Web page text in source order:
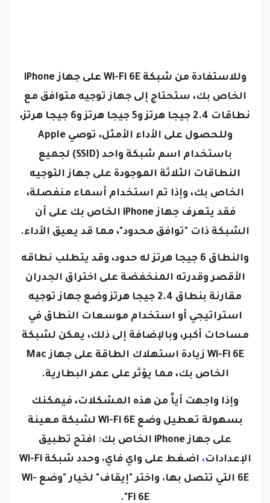
الخاص بك، ستحتاج إلى جهاز توجيه متوافق مع
نطاقات 2.4 جيجا هرتز و5 جيجا هرتز و6 جيجا هرتز،
وللحصول على الأداء الأمثل، توصي Apple
باستخدام اسم شبكة واحد (SSID) لجميع
النطاقات الثلاثة الموجودة على جهاز التوجيه
الخاص بك، وإذا تم استخدام أسماء منفصلة،
فقد يتعرف جهاز iPhone الخاص بك على أن
الشبكة ذات "توافق محدود"، مما قد يعيق الأداء.
والنطاق 6 جيجا هرتز له حدود، وقد يتطلب نطاقه
الأقصر وقدرته المنخفضة على اختراق الجدران
مقارنة بنطاق 2.4 جيجا هرتز وضع جهاز توجيه
استراتيجي أو استخدام موسعات النطاق في
مساحات أكبر، وبالإضافة إلى ذلك، يمكن لشبكة
Wi-Fi 6E زيادة استهلاك الطاقة على جهاز Mac
الخاص بك، مما يؤثر على عمر البطارية.
وإذا واجهت أياً من هذه المشكلات، فيمكنك
بسهولة تعطيل وضع Wi-Fi 6E لشبكة معينة
على جهاز iPhone الخاص بك
: افتح تطبيق
الإعدادات، اضغط على واي فاي،و
حدد شبكة Wi-Fi
6E التي تتصل بها
،
واختر "إيقاف" لخيار "وضع Wi-
Fi 6E".